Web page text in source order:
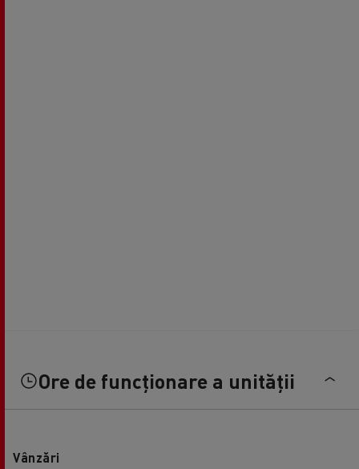
Ore de funcționare a unității
Vânzări